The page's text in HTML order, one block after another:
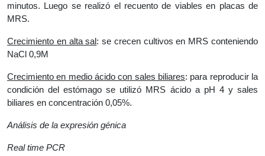
minutos. Luego se realizó el recuento de viables en placas de
MRS.
Crecimiento en alta sal : se crecen cultivos en MRS conteniendo
NaCl 0,9M
Crecimiento en medio ácido con sales biliares: para reproducir la
condición del estómago se utilizó MRS ácido a pH 4 y sales
biliares en concentración 0,05%.
Análisis de la expresión génica
Real time PCR